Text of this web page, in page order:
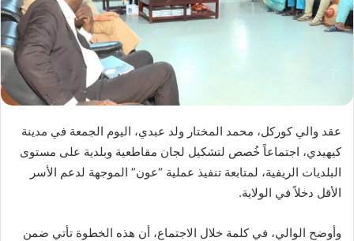
عقد والي كوركل، محمد المختار ولد عبدي، اليوم الجمعة في مدينة
كيهيدي، اجتماعاً خُصص لتشكيل لجان مقاطعية وبلدية على مستوى
البلديات الريفية، لمتابعة تنفيذ عملية “عون” الموجهة لدعم الأسر
الأقل دخلاً في الولاية.
وأوضح الوالي، في كلمة خلال الاجتماع، أن هذه الخطوة تأتي ضمن